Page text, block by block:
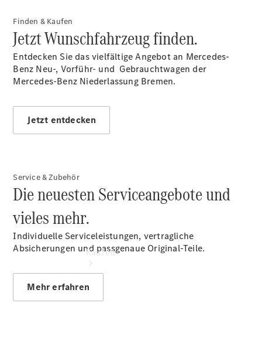
Startseite
Ansprechpartner
finden
Beratung
vereinbaren
vereinbaren
Tel: +49 471
Kaufen
Finden & Kaufen
Jetzt Wunschfahrzeug finden.
Entdecken Sie das vielfältige Angebot an Mercedes-
Benz Neu-, Vorführ- und Gebrauchtwagen der
Mercedes-Benz Niederlassung Bremen.
Jetzt entdecken
Service & Zubehör
Die neuesten Serviceangebote und
vieles mehr.
Individuelle Serviceleistungen, vertragliche
Absicherungen und passgenaue Original-Teile.
Mehr erfahren